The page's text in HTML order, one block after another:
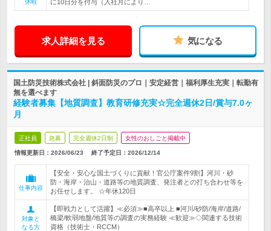
休暇
に10日分を付与（入社月により…
求人詳細を見る 気になる
国土防災技術株式会社 | 斜面防災のプロ｜安定経営｜福利厚生充実｜転勤有
無を選べます
経験者募集【地質調査】教育研修充実☆完全週休2日/賞与7.0ヶ
月
正社員 急募 完全週休2日制 女性のおしごと掲載中
情報更新日：2026/06/23 終了予定日： 2026/12/14
仕事内容
【安全・安心な国土づくりに貢献！官公庁案件9割】河川・砂
防・海岸・治山・道路等の地質調査、発注者との打ち合わせ等を
お任せします。 ☆年休120日
対象と
なる方
【即戦力として活躍】≪必須≫■高卒以上 ■河川/砂防/海岸/道路/
橋梁/軟弱地盤/地質等の調査の実務経験 ≪歓迎≫◇関連する技術
資格（技術士・RCCM）